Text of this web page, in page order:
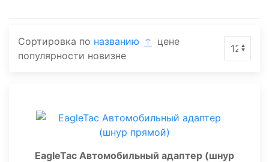
Сортировка по названию
цене
популярности новизне
EagleTac Автомобильный адаптер (шнур